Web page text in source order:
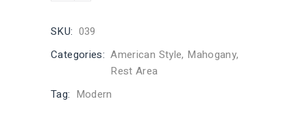
SKU: 039
Categories: American Style, Mahogany,
Rest Area
Tag: Modern